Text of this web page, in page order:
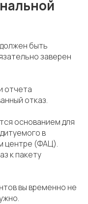
быть
заверен
отчета
отказ.
основанием для
в
центре (ФАЦ).
к пакету
вы временно не